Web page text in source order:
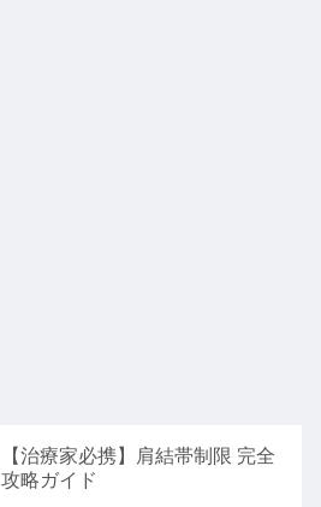
【治療家必携】肩結帯制限 完全
攻略ガイド